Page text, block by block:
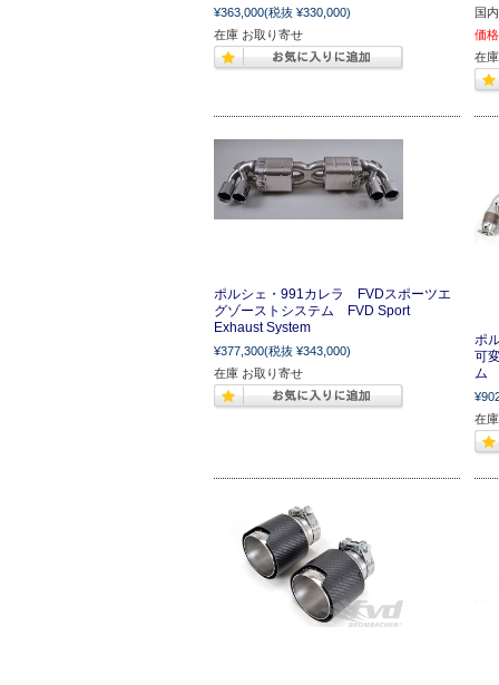
¥363,000(税抜 ¥330,000)
在庫 お取り寄せ
国
価
在
ポルシェ・991カレラ FVDスポーツエ
グゾーストシステム FVD Sport
Exhaust System
¥377,300(税抜 ¥343,000)
在庫 お取り寄せ
ポ
可
ム
在